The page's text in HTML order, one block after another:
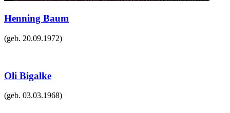
Henning Baum
(geb. 20.09.1972)
Oli Bigalke
(geb. 03.03.1968)